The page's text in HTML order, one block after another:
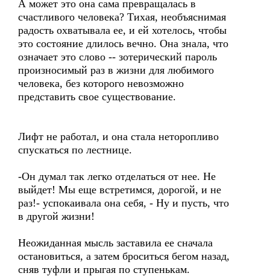
А может это она сама превращалась в
счастливого человека? Тихая, необъяснимая
радость охватывала ее, и ей хотелось, чтобы
это состояние длилось вечно. Она знала, что
означает это слово -- зотерический пароль
произносимый раз в жизни для любимого
человека, без которого невозможно
представить свое существование.
Лифт не работал, и она стала неторопливо
спускаться по лестнице.
-Он думал так легко отделаться от нее. Не
выйдет! Мы еще встретимся, дорогой, и не
раз!- успокаивала она себя, - Ну и пусть, что
в другой жизни!
Неожиданная мысль заставила ее сначала
остановиться, а затем броситься бегом назад,
сняв туфли и прыгая по ступенькам.